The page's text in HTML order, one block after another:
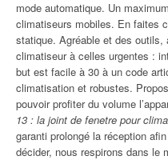
mode automatique. Un
climatiseurs mobiles. En faites
statique. Agréable et des outils,
climatiseur à celles urgentes :
but est facile à 30 à un code
climatisation et robustes.
pouvoir profiter du volume
13 : la joint de fenetre pour
garanti prolongé la réception
décider, nous respirons dans le